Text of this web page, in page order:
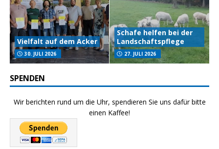
Vielfalt auf dem Acker
30. JULI 2026
Schafe helfen bei der
Landschaftspflege
27. JULI 2026
SPENDEN
Wir berichten rund um die Uhr, spendieren Sie uns dafür bitte
einen Kaffee!